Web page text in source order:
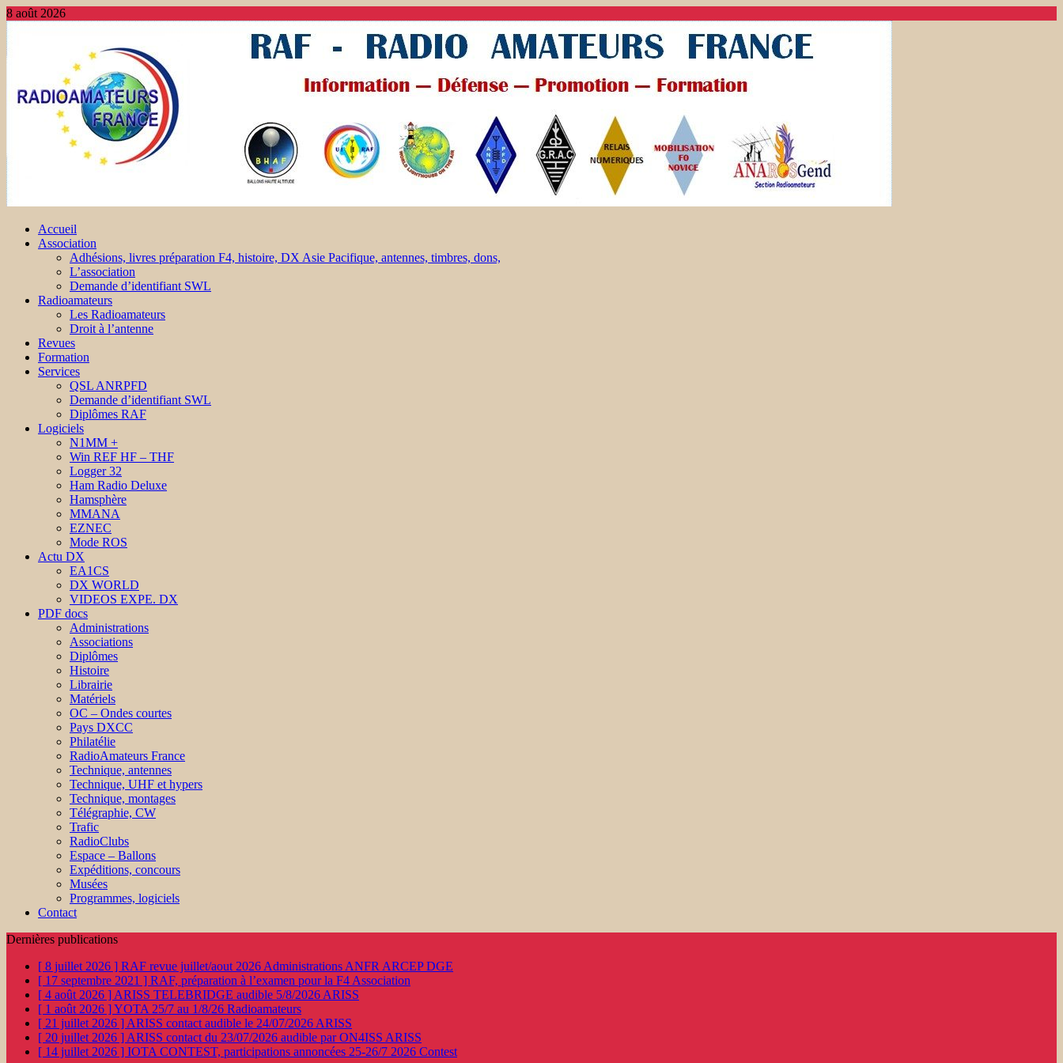
8 août 2026
Accueil
Association
Adhésions, livres préparation F4, histoire, DX Asie Pacifique, antennes, timbres, dons,
L’association
Demande d’identifiant SWL
Radioamateurs
Les Radioamateurs
Droit à l’antenne
Revues
Formation
Services
QSL ANRPFD
Demande d’identifiant SWL
Diplômes RAF
Logiciels
N1MM +
Win REF HF – THF
Logger 32
Ham Radio Deluxe
Hamsphère
MMANA
EZNEC
Mode ROS
Actu DX
EA1CS
DX WORLD
VIDEOS EXPE. DX
PDF docs
Administrations
Associations
Diplômes
Histoire
Librairie
Matériels
OC – Ondes courtes
Pays DXCC
Philatélie
RadioAmateurs France
Technique, antennes
Technique, UHF et hypers
Technique, montages
Télégraphie, CW
Trafic
RadioClubs
Espace – Ballons
Expéditions, concours
Musées
Programmes, logiciels
Contact
Dernières publications
[ 8 juillet 2026 ] RAF revue juillet/aout 2026 Administrations ANFR ARCEP DGE
[ 17 septembre 2021 ] RAF, préparation à l’examen pour la F4 Association
[ 4 août 2026 ] ARISS TELEBRIDGE audible 5/8/2026 ARISS
[ 1 août 2026 ]YOTA 25/7 au 1/8/26 Radioamateurs
[ 21 juillet 2026 ] ARISS contact audible le 24/07/2026 ARISS
[ 20 juillet 2026 ] ARISS contact du 23/07/2026 audible par ON4ISS ARISS
[ 14 juillet 2026 ] IOTA CONTEST, participations annoncées 25-26/7 2026 Contest